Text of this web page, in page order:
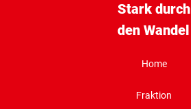
Stark durch
den Wandel
Home
Fraktion